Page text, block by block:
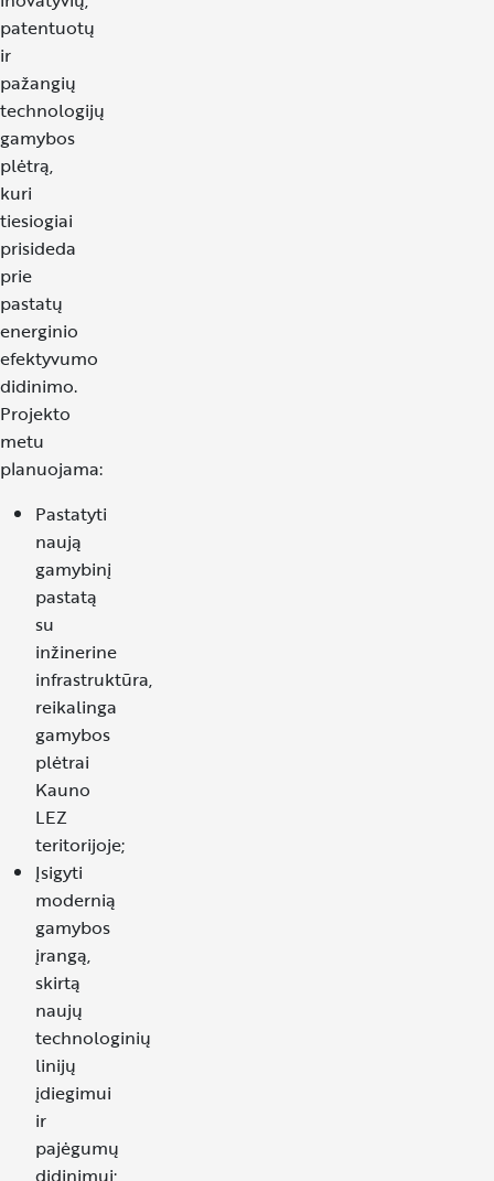
patentuotų
ir
pažangių
technologijų
gamybos
plėtrą,
kuri
tiesiogiai
prisideda
prie
pastatų
energinio
efektyvumo
didinimo.
Projekto
metu
planuojama:
Pastatyti
naują
gamybinį
pastatą
su
inžinerine
infrastruktūra,
reikalinga
gamybos
plėtrai
Kauno
LEZ
teritorijoje;
Įsigyti
modernią
gamybos
įrangą,
skirtą
naujų
technologinių
linijų
įdiegimui
ir
pajėgumų